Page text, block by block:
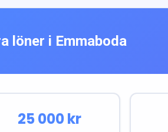
löner i Emmaboda
25 000kr